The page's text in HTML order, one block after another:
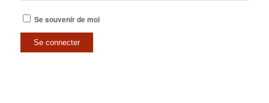
Se souvenir de moi